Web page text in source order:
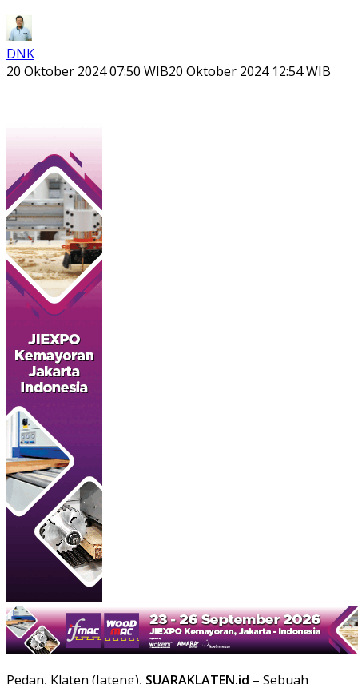
DNK
20 Oktober 2024 07:50 WIB20 Oktober 2024 12:54 WIB
Pedan, Klaten (Jateng), SUARAKLATEN.id – Sebuah